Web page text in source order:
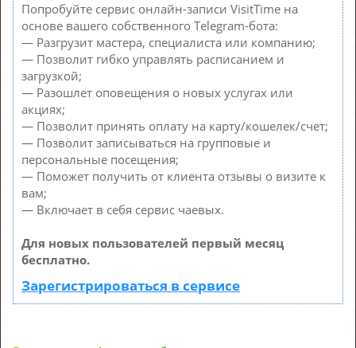
Попробуйте сервис онлайн-записи VisitTime на
основе вашего собственного Telegram-бота:
— Разгрузит мастера, специалиста или компанию;
— Позволит гибко управлять расписанием и
загрузкой;
— Разошлет оповещения о новых услугах или
акциях;
— Позволит принять оплату на карту/кошелек/счет;
— Позволит записываться на групповые и
персональные посещения;
— Поможет получить от клиента отзывы о визите к
вам;
— Включает в себя сервис чаевых.
Для новых пользователей первый месяц
бесплатно.
Зарегистрироваться в сервисе